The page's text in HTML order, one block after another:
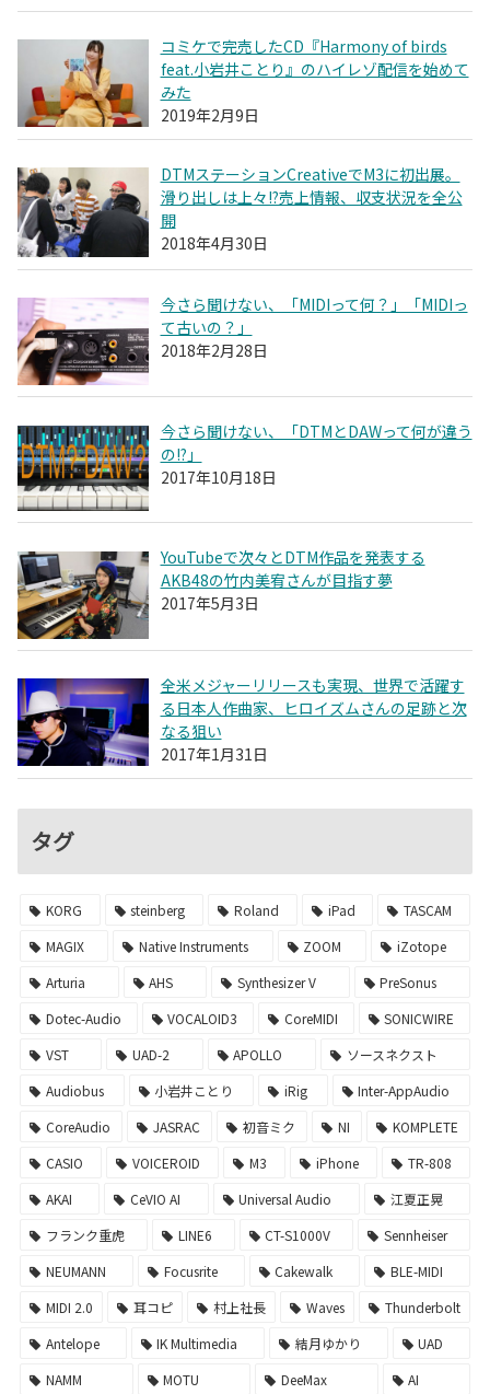
コミケで完売したCD『Harmony of birds
feat.小岩井ことり』のハイレゾ配信を始めて
みた
2019年2月9日
DTMステーションCreativeでM3に初出展。
滑り出しは上々!?売上情報、収支状況を全公
開
2018年4月30日
今さら聞けない、「MIDIって何？」「MIDIっ
て古いの？」
2018年2月28日
今さら聞けない、「DTMとDAWって何が違う
の!?」
2017年10月18日
YouTubeで次々とDTM作品を発表する
AKB48の竹内美宥さんが目指す夢
2017年5月3日
全米メジャーリリースも実現、世界で活躍す
る日本人作曲家、ヒロイズムさんの足跡と次
なる狙い
2017年1月31日
タグ
KORG steinberg Roland iPad
TASCAM
MAGIX
Native Instruments ZOOM
iZotope
Arturia
AHS Synthesizer V
PreSonus
Dotec-Audio
VOCALOID3 CoreMIDI
SONICWIRE
VST
UAD-2 APOLLO
ソースネクスト
Audiobus
小岩井ことり iRig
Inter-AppAudio
CoreAudio
JASRAC 初音ミク NI
KOMPLETE
CASIO
VOICEROID M3 iPhone
TR-808
AKAI
CeVIO AI Universal Audio
江夏正晃
フランク重虎
LINE6 CT-S1000V
Sennheiser
NEUMANN
Focusrite Cakewalk
BLE-MIDI
MIDI 2.0
耳コピ 村上社長 Waves
Thunderbolt
Antelope
IK Multimedia 結月ゆかり
UAD
NAMM
MOTU DeeMax AI